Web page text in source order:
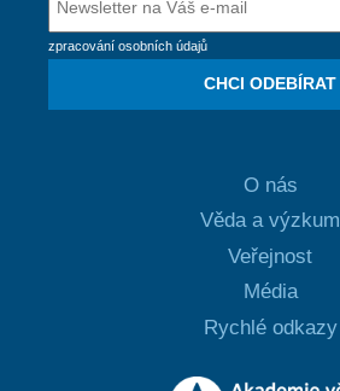
zpracování osobních údajů
CHCI ODEBÍRAT
O nás
Věda a výzkum
Veřejnost
Média
Rychlé odkazy